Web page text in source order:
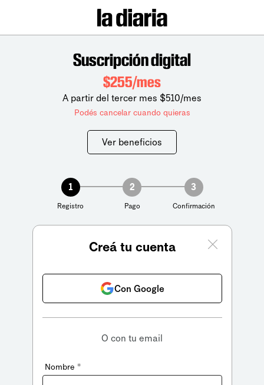
Suscripción digital
$255/mes
A partir del tercer mes $510/mes
Podés cancelar cuando quieras
Ver beneficios
1
Registro
2
Pago
3
Confirmación
Creá tu cuenta
Con Google
O con tu email
Nombre *